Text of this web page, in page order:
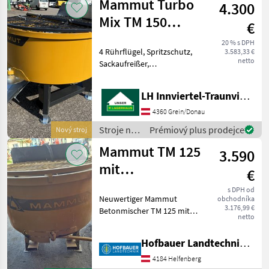
Sonstige
Nový stroj
Mammut Turbo
Mix TM 150
4.300
€
20 % s DPH
3.583,33 €
netto
4 Rührflügel, Spritzschutz,
Sackaufreißer,
erhältlich und auf Lager:
Turbo Mix TM 125 SF
Selbstbefüller € 5.660, - inkl.
Mwst., Turbo
LH Innviertel-Traunviertel-Urfahr
4360 Grein/Donau
Stroje na
stavbu /
Mammut
Prémiový plus prodejce
Mammut TM 125
mit
3.590
€
s DPH od
obchodníka
3.176,99 €
netto
Neuwertiger Mammut
Betonmischer TM 125 mit
Dreipunkt-Aufnahme ,
Schwenkrutsche mit
Hofbauer Landtechnik GmbH
4184 Helfenberg